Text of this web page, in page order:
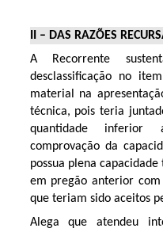
II – DAS RAZÕES
A Recorrente
desclassificação no
material na
técnica, pois teria
quantidade
comprovação da
possua plena
em pregão anterior
que teriam sido aceitos
Alega que atendeu